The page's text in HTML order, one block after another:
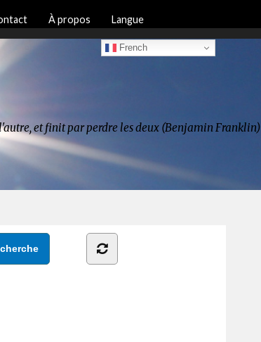
À propos Langue
French
et finit par perdre les deux (Benjamin Franklin)